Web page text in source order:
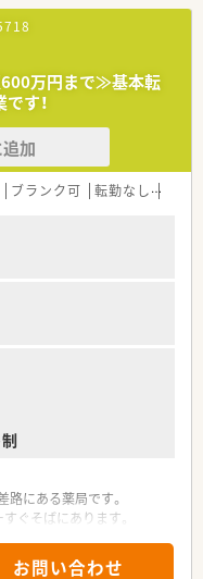
地域医療に貢献していくた
いう意欲のある方や、在宅
あいと明るい」職場で働
勤務で、週の半ばと週末に
で、ご自身の予定に合わせ
全のヘルプ体制があり、急
ますます需要が高まる分野
じて、店舗の運営を担う
600万円まで≫基本転
す！
加
ブランク可 転勤なし
にある薬局です。
ぐそばにあります。
も広々！
お問い合わせ